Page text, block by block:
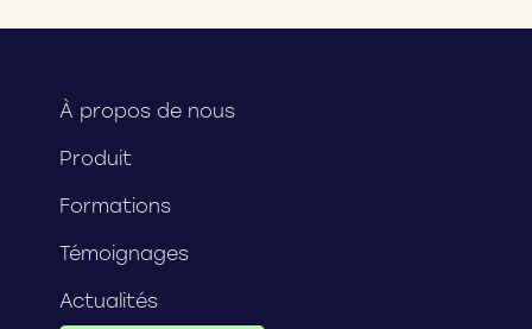
À propos de nous
Produit
Formations
Témoignages
Actualités